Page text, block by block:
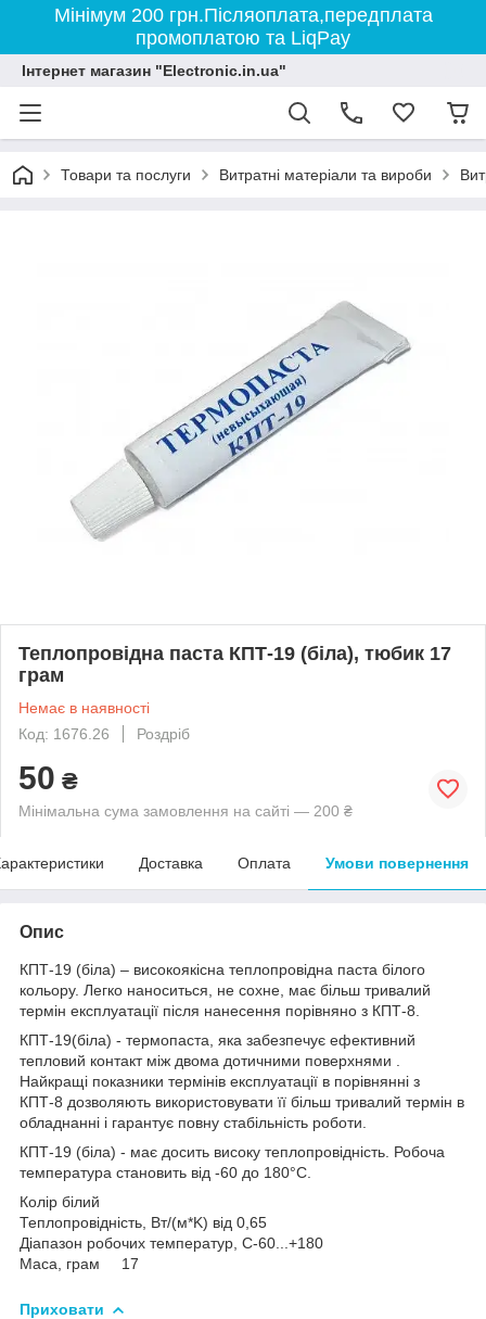
Мінімум 200 грн.Післяоплата,передплата
промоплатою та LiqPay
Інтернет магазин "Electronic.in.ua"
Товари та послуги Витратні матеріали та вироби
Теплопровідна паста КПТ-19 (біла), тюбик 17
грам
Немає в наявності
Код: 1676.26
Роздріб
50 ₴
Мінімальна сума замовлення на сайті — 200 ₴
Доставка Оплата Умови повернення
Опис
КПТ-19 (біла) – високоякісна теплопровідна паста білого
кольору. Легко наноситься, не сохне, має більш тривалий
термін експлуатації після нанесення порівняно з КПТ-8.
КПТ-19(біла) - термопаста, яка забезпечує ефективний
тепловий контакт між двома дотичними поверхнями .
Найкращі показники термінів експлуатації в порівнянні з
КПТ-8 дозволяють використовувати її більш тривалий термін в
обладнанні і гарантує повну стабільність роботи.
КПТ-19 (біла) - має досить високу теплопровідність. Робоча
температура становить від -60 до 180°С.
Колір білий
Теплопровідність, Вт/(м*K) від 0,65
Діапазон робочих температур, C-60...+180
Маса, грам 17
Приховати